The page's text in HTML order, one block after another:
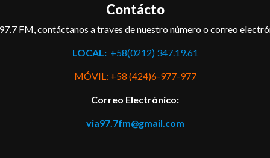
Contácto
FM, contáctanos a traves de nuestro número o correo
LOCAL:+58(0212) 347.19.61
MÓVIL: +58 (424)6-977-977
Correo Electrónico:
via97.7fm@gmail.com